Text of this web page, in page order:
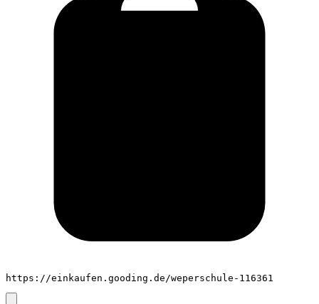
https://einkaufen.gooding.de/weperschule-116361